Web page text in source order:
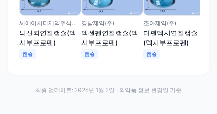
씨에이치디제약주식회사
뇌신퀵연질캡슐(덱
시부프로펜)
캡슐
경남제약(주)
덱센펜연질캡슐(덱
시부프로펜)
캡슐
조아제약(주)
다펜덱시연질캡슐
(덱시부프로펜)
캡슐
최종 업데이트: 2026년 1월 2일 · 의약품 정보 변경일 기준